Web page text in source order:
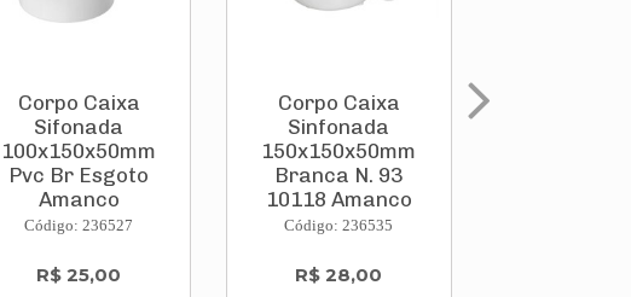
Corpo Caixa
Sifonada
100x150x50mm
Pvc Br Esgoto
Amanco
Código: 236527
R$ 25,00
Corpo Caixa
Sinfonada
150x150x50mm
Branca N. 93
10118 Amanco
Código: 236535
R$ 28,00